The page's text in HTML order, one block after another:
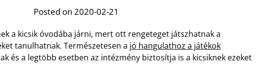
Posted on 2020-02-21
a kicsik óvodába járni, mert ott rengeteget játszhatnak a
tanulhatnak. Természetesen a jó hangulathoz a játékok
és a legtöbb esetben az intézmény biztosítja is a kicsiknek ezeket